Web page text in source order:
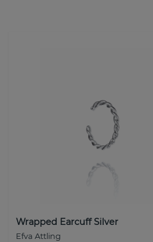
Wrapped Earcuff Silver
Efva Attling